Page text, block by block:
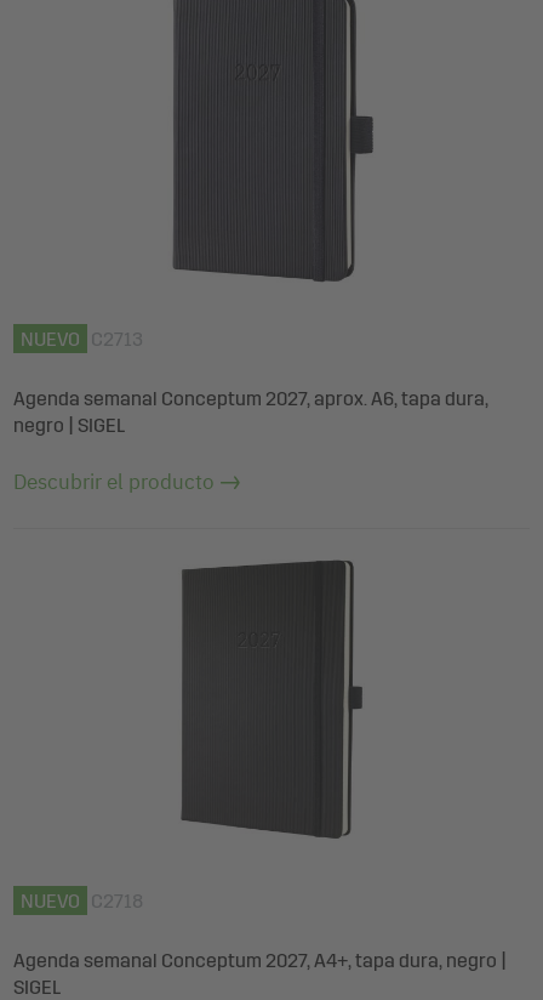
NUEVO C2713
Agenda semanal Conceptum 2027, aprox. A6, tapa dura,
negro | SIGEL
Descubrir el producto
NUEVO C2718
Agenda semanal Conceptum 2027, A4+, tapa dura, negro |
SIGEL